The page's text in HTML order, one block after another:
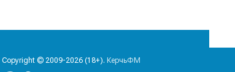
Copyright © 2009-2026 (18+). КерчьФМ